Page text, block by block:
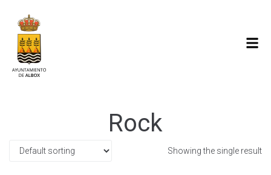
Rock
Showing the single result